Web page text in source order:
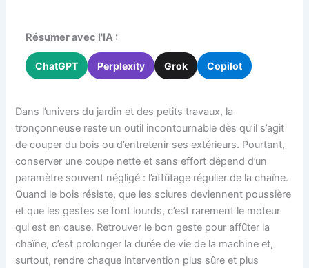
Résumer avec l'IA :
ChatGPT Perplexity Grok Copilot
Dans l’univers du jardin et des petits travaux, la
tronçonneuse reste un outil incontournable dès qu’il s’agit
de couper du bois ou d’entretenir ses extérieurs. Pourtant,
conserver une coupe nette et sans effort dépend d’un
paramètre souvent négligé : l’affûtage régulier de la chaîne.
Quand le bois résiste, que les sciures deviennent poussière
et que les gestes se font lourds, c’est rarement le moteur
qui est en cause. Retrouver le bon geste pour affûter la
chaîne, c’est prolonger la durée de vie de la machine et,
surtout, rendre chaque intervention plus sûre et plus